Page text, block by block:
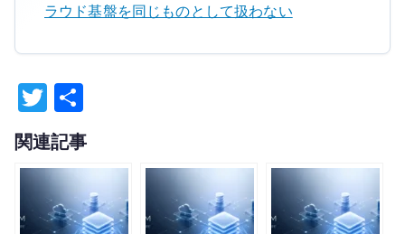
ラウド基盤を同じものとして扱わない
T
w
it
te
r
有
関連記事